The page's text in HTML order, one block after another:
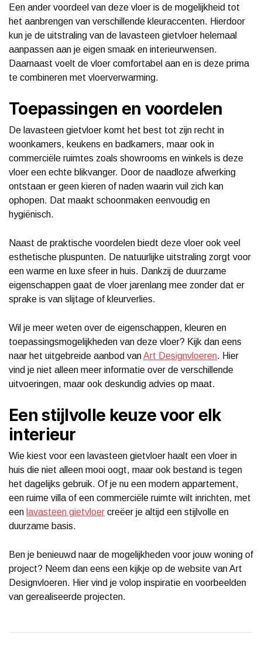
Een ander voordeel van deze vloer is de mogelijkheid tot
het aanbrengen van verschillende kleuraccenten. Hierdoor
kun je de uitstraling van de lavasteen gietvloer helemaal
aanpassen aan je eigen smaak en interieurwensen.
Daarnaast voelt de vloer comfortabel aan en is deze prima
te combineren met vloerverwarming.
Toepassingen en voordelen
De lavasteen gietvloer komt het best tot zijn recht in
woonkamers, keukens en badkamers, maar ook in
commerciële ruimtes zoals showrooms en winkels is deze
vloer een echte blikvanger. Door de naadloze afwerking
ontstaan er geen kieren of naden waarin vuil zich kan
ophopen. Dat maakt schoonmaken eenvoudig en
hygiënisch.
Naast de praktische voordelen biedt deze vloer ook veel
esthetische pluspunten. De natuurlijke uitstraling zorgt voor
een warme en luxe sfeer in huis. Dankzij de duurzame
eigenschappen gaat de vloer jarenlang mee zonder dat er
sprake is van slijtage of kleurverlies.
Wil je meer weten over de eigenschappen, kleuren en
toepassingsmogelijkheden van deze vloer? Kijk dan eens
naar het uitgebreide aanbod vanArt Designvloeren. Hier
vind je niet alleen meer informatie over de verschillende
uitvoeringen, maar ook deskundig advies op maat.
Een stijlvolle keuze voor elk
interieur
Wie kiest voor een lavasteen gietvloer haalt een vloer in
huis die niet alleen mooi oogt, maar ook bestand is tegen
het dagelijks gebruik. Of je nu een modern appartement,
een ruime villa of een commerciële ruimte wilt inrichten, met
een lavasteen gietvloer creëer je altijd een stijlvolle en
duurzame basis.
Ben je benieuwd naar de mogelijkheden voor jouw woning of
project? Neem dan eens een kijkje op de website van Art
Designvloeren. Hier vind je volop inspiratie en voorbeelden
van gerealiseerde projecten.